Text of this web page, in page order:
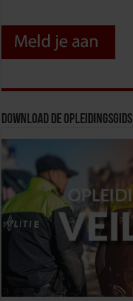
Download de opleidingsgids